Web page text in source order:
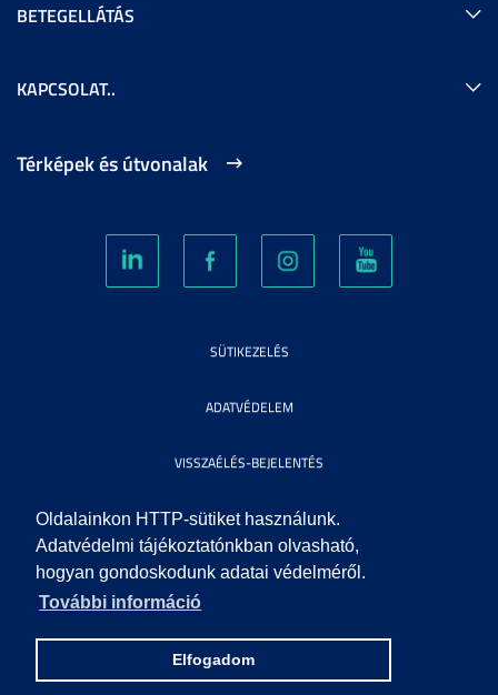
Oldalainkon HTTP-sütiket használunk.
Adatvédelmi tájékoztatónkban olvasható,
hogyan gondoskodunk adatai védelméről.
További információ
Elfogadom
BETEGELLÁTÁS
KAPCSOLAT..
Térképek és útvonalak
SÜTIKEZELÉS
ADATVÉDELEM
VISSZAÉLÉS-BEJELENTÉS
KÖZÉRDEKŰ ADATOK
IMPRESSZUM